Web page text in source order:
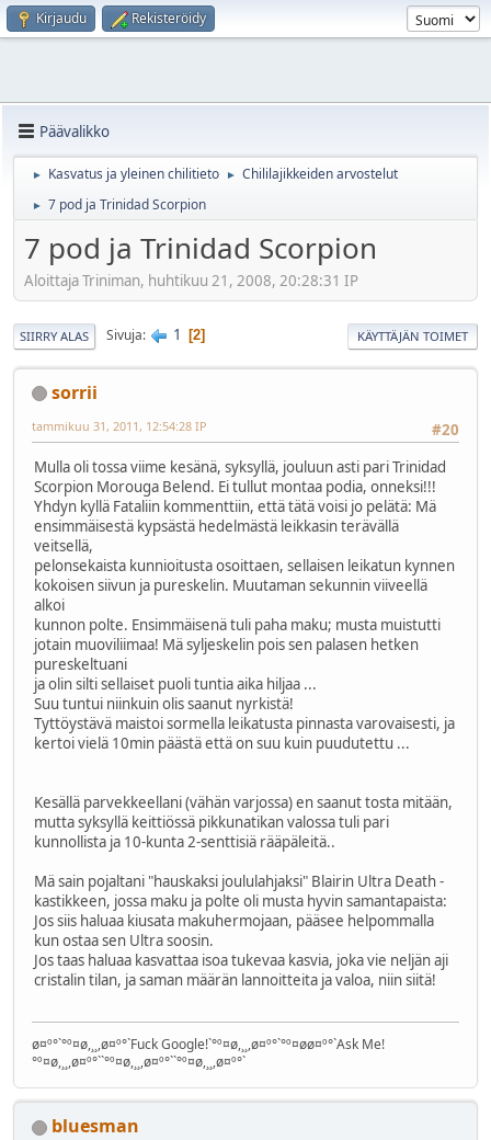
Kirjaudu Rekisteröidy
Päävalikko
► Kasvatus ja yleinen chilitieto ► Chililajikkeiden arvostelut
► 7 pod ja Trinidad Scorpion
7 pod ja Trinidad Scorpion
Aloittaja Triniman, huhtikuu 21, 2008, 20:28:31 IP
SIIRRY ALAS Sivuja 1 2 KÄYTTÄJÄN TOIMET
sorrii
#20
tammikuu 31, 2011, 12:54:28 IP
Mulla oli tossa viime kesänä, syksyllä, jouluun asti pari Trinidad
Scorpion Morouga Belend. Ei tullut montaa podia, onneksi!!!
Yhdyn kyllä Fataliin kommenttiin, että tätä voisi jo pelätä: Mä
ensimmäisestä kypsästä hedelmästä leikkasin terävällä
veitsellä,
pelonsekaista kunnioitusta osoittaen, sellaisen leikatun kynnen
kokoisen siivun ja pureskelin. Muutaman sekunnin viiveellä
alkoi
kunnon polte. Ensimmäisenä tuli paha maku; musta muistutti
jotain muoviliimaa! Mä syljeskelin pois sen palasen hetken
pureskeltuani
ja olin silti sellaiset puoli tuntia aika hiljaa ...
Suu tuntui niinkuin olis saanut nyrkistä!
Tyttöystävä maistoi sormella leikatusta pinnasta varovaisesti, ja
kertoi vielä 10min päästä että on suu kuin puudutettu ...
Kesällä parvekkeellani (vähän varjossa) en saanut tosta mitään,
mutta syksyllä keittiössä pikkunatikan valossa tuli pari
kunnollista ja 10-kunta 2-senttisiä rääpäleitä..
Mä sain pojaltani "hauskaksi joululahjaksi" Blairin Ultra Death -
kastikkeen, jossa maku ja polte oli musta hyvin samantapaista:
Jos siis haluaa kiusata makuhermojaan, pääsee helpommalla
kun ostaa sen Ultra soosin.
Jos taas haluaa kasvattaa isoa tukevaa kasvia, joka vie neljän aji
cristalin tilan, ja saman määrän lannoitteita ja valoa, niin siitä!
ø¤º°`°º¤ø,¸¸,ø¤º°`Fuck Google!`°º¤ø,¸¸,ø¤º°`°º¤øø¤º°`Ask Me!
°º¤ø,¸¸,ø¤º°``°º¤ø,¸¸,ø¤º°``°º¤ø,¸¸,ø¤º°`
bluesman